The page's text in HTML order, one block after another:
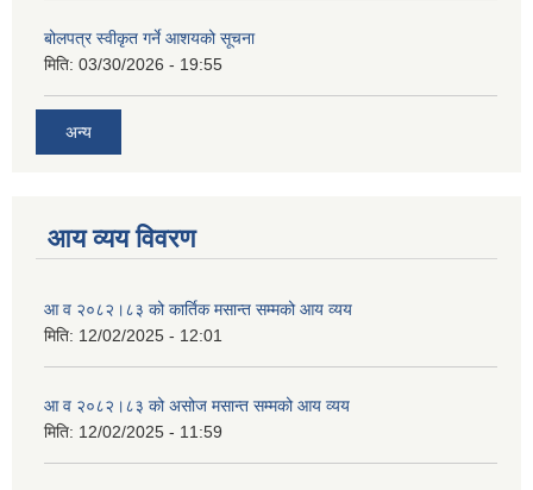
बोलपत्र स्वीकृत गर्ने आशयको सूचना
मिति: 03/30/2026 - 19:55
अन्य
आय व्यय विवरण
आ व २०८२।८३ को कार्तिक मसान्त सम्मको आय व्यय
मिति: 12/02/2025 - 12:01
आ व २०८२।८३ को असोज मसान्त सम्मको आय व्यय
मिति: 12/02/2025 - 11:59